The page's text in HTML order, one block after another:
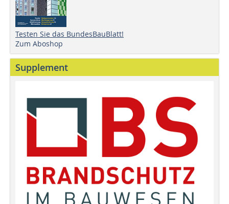
Testen Sie das BundesBauBlatt!
Zum Aboshop
Supplement